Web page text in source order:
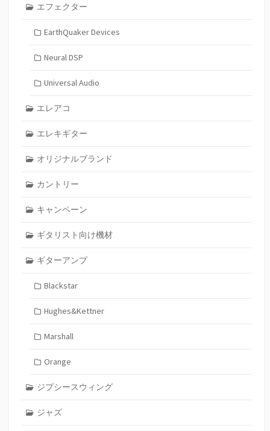
エフェクター
EarthQuaker Devices
Neural DSP
Universal Audio
エレアコ
エレキギター
オリジナルブランド
カントリー
キャンペーン
ギタリスト向け機材
ギターアンプ
Blackstar
Hughes&Kettner
Marshall
Orange
ジプシースウィング
ジャズ